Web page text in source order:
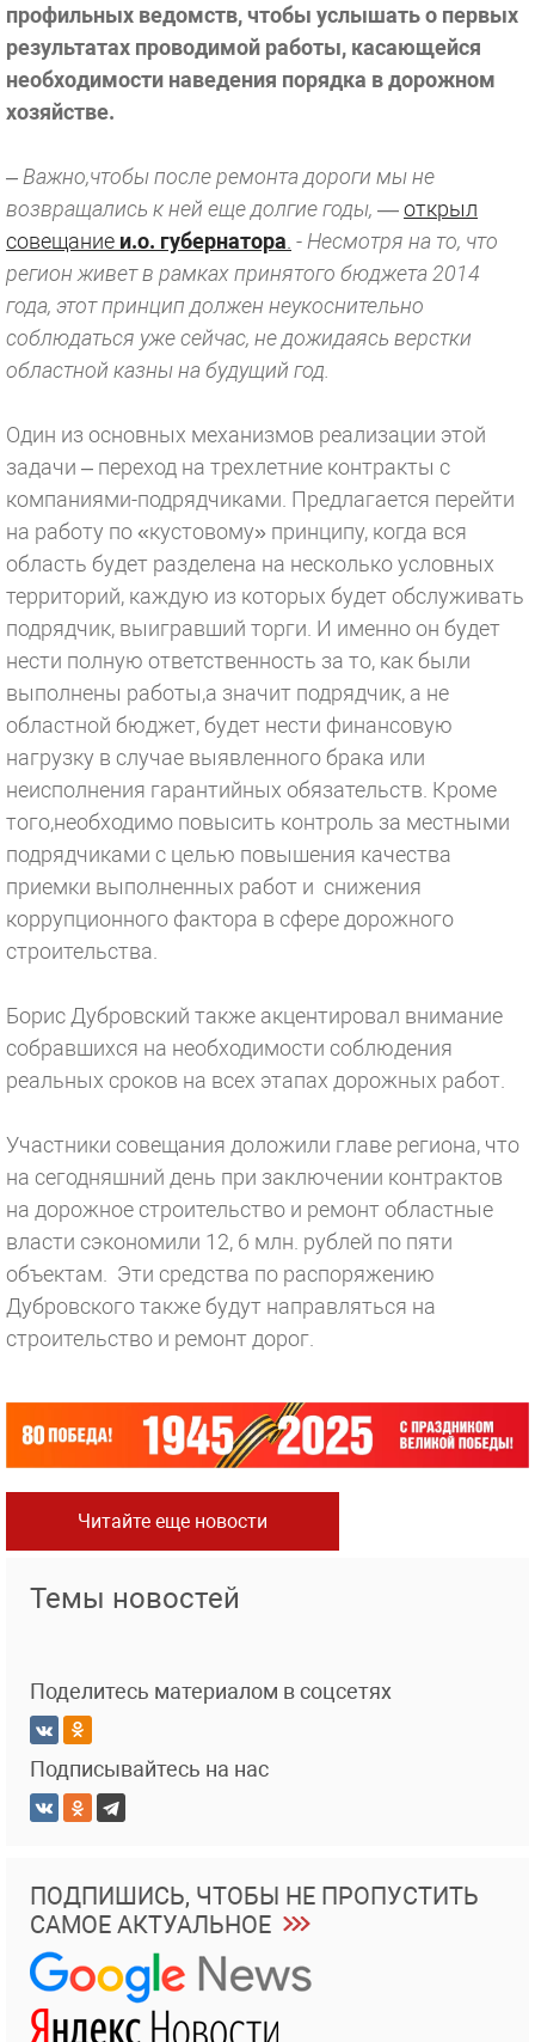
профильных ведомств, чтобы услышать о первых
результатах проводимой работы, касающейся
необходимости наведения порядка в дорожном
хозяйстве.
– Важно,чтобы после ремонта дороги мы не
возвращались к ней еще долгие годы, —открыл
совещание и.о. губернатора - Несмотря на то, что
регион живет в рамках принятого бюджета 2014
года, этот принцип должен неукоснительно
соблюдаться уже сейчас, не дожидаясь верстки
областной казны на будущий год.
Один из основных механизмов реализации этой
задачи – переход на трехлетние контракты с
компаниями-подрядчиками. Предлагается перейти
на работу по «кустовому» принципу, когда вся
область будет разделена на несколько условных
территорий, каждую из которых будет обслуживать
подрядчик, выигравший торги. И именно он будет
нести полную ответственность за то, как были
выполнены работы,а значит подрядчик, а не
областной бюджет, будет нести финансовую
нагрузку в случае выявленного брака или
неисполнения гарантийных обязательств. Кроме
того,необходимо повысить контроль за местными
подрядчиками с целью повышения качества
приемки выполненных работ и снижения
коррупционного фактора в сфере дорожного
строительства.
Борис Дубровский также акцентировал внимание
собравшихся на необходимости соблюдения
реальных сроков на всех этапах дорожных работ.
Участники совещания доложили главе региона, что
на сегодняшний день при заключении контрактов
на дорожное строительство и ремонт областные
власти сэкономили 12, 6 млн. рублей по пяти
объектам. Эти средства по распоряжению
Дубровского также будут направляться на
строительство и ремонт дорог.
Читайте еще новости
Темы новостей
Поделитесь материалом в соцсетях
Подписывайтесь на нас
ПОДПИШИСЬ, ЧТОБЫ НЕ ПРОПУСТИТЬ
САМОЕ АКТУАЛЬНОЕ